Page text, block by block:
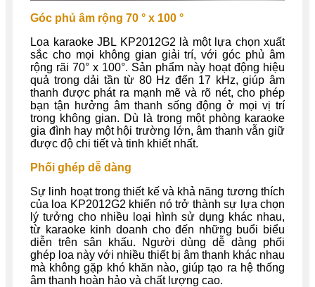
Góc phủ âm rộng 70 ° x 100 °
Loa karaoke JBL KP2012G2 là một lựa chọn xuất
sắc cho mọi không gian giải trí, với góc phủ âm
rộng rãi 70° x 100°. Sản phẩm này hoạt động hiệu
quả trong dải tần từ 80 Hz đến 17 kHz, giúp âm
thanh được phát ra mạnh mẽ và rõ nét, cho phép
bạn tận hưởng âm thanh sống động ở mọi vị trí
trong không gian. Dù là trong một phòng karaoke
gia đình hay một hội trường lớn, âm thanh vẫn giữ
được độ chi tiết và tinh khiết nhất.
Phối ghép dễ dàng
Sự linh hoạt trong thiết kế và khả năng tương thích
của loa KP2012G2 khiến nó trở thành sự lựa chọn
lý tưởng cho nhiều loại hình sử dụng khác nhau,
từ karaoke kinh doanh cho đến những buổi biểu
diễn trên sân khấu. Người dùng dễ dàng phối
ghép loa này với nhiều thiết bị âm thanh khác nhau
mà không gặp khó khăn nào, giúp tạo ra hệ thống
âm thanh hoàn hảo và chất lượng cao.